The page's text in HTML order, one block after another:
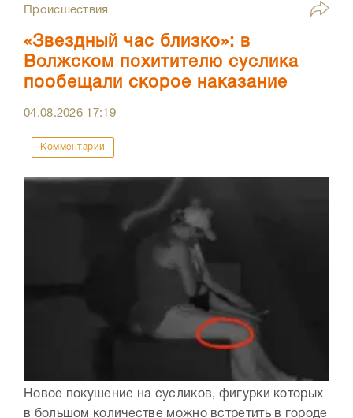
Происшествия
«Звездный час близко»: в
Волжском похитителю суслика
пообещали скорое наказание
04.08.2026 17:19
Комментарии
Новое покушение на сусликов, фигурки которых
в большом количестве можно встретить в городе